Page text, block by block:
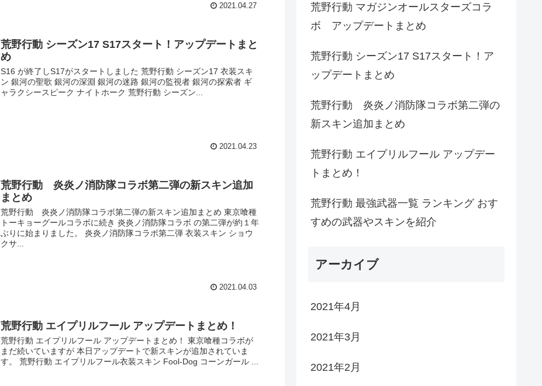
2021.04.27
荒野行動 シーズン17 S17スタート！アップデートまと
め
S16 が終了しS17がスタートしました 荒野行動 シーズン17 衣装スキ
ン 銀河の聖歌 銀河の深淵 銀河の迷路 銀河の監視者 銀河の探索者 ギ
ャラクシースピーク ナイトホーク 荒野行動 シーズン...
2021.04.23
荒野行動 炎炎ノ消防隊コラボ第二弾の新スキン追加
まとめ
荒野行動 炎炎ノ消防隊コラボ第二弾の新スキン追加まとめ 東京喰種
トーキョーグールコラボに続き 炎炎ノ消防隊コラボ の第二弾が約１年
ぶりに始まりました。 炎炎ノ消防隊コラボ第二弾 衣装スキン ショウ
クサ...
2021.04.03
荒野行動 エイプリルフール アップデートまとめ！
荒野行動 エイプリルフール アップデートまとめ！ 東京喰種コラボが
まだ続いていますが 本日アップデートで新スキンが追加されていま
す。 荒野行動 エイプリルフール衣装スキン Fool-Dog コーンガール ...
荒野行動 マガジンオールスターズコラ
ボ アップデートまとめ
荒野行動 シーズン17 S17スタート！ア
ップデートまとめ
荒野行動 炎炎ノ消防隊コラボ第二弾の
新スキン追加まとめ
荒野行動 エイプリルフール アップデー
トまとめ！
荒野行動 最強武器一覧 ランキング おす
すめの武器やスキンを紹介
アーカイブ
2021年4月
2021年3月
2021年2月